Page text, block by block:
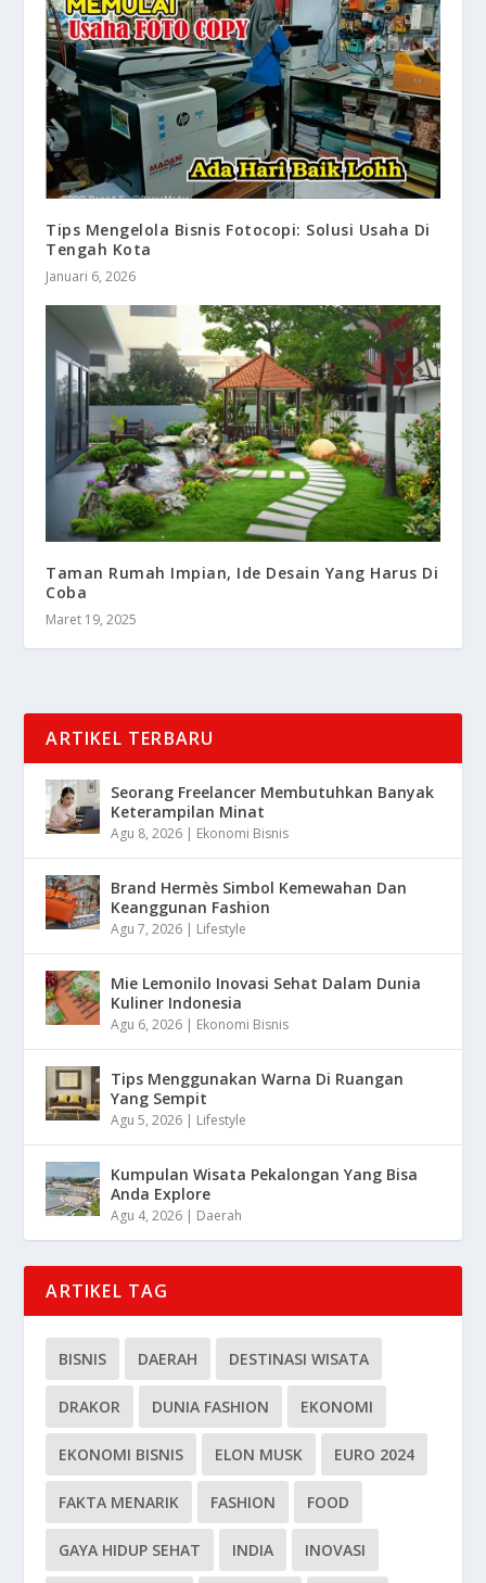
Tips Mengelola Bisnis Fotocopi: Solusi Usaha Di
Tengah Kota
Januari 6, 2026
Taman Rumah Impian, Ide Desain Yang Harus Di
Coba
Maret 19, 2025
ARTIKEL TERBARU
Seorang Freelancer Membutuhkan Banyak
Keterampilan Minat
Agu 8, 2026 | Ekonomi Bisnis
Brand Hermès Simbol Kemewahan Dan
Keanggunan Fashion
Agu 7, 2026 | Lifestyle
Mie Lemonilo Inovasi Sehat Dalam Dunia
Kuliner Indonesia
Agu 6, 2026 | Ekonomi Bisnis
Tips Menggunakan Warna Di Ruangan
Yang Sempit
Agu 5, 2026 | Lifestyle
Kumpulan Wisata Pekalongan Yang Bisa
Anda Explore
Agu 4, 2026 | Daerah
ARTIKEL TAG
BISNIS DAERAH DESTINASI WISATA
DRAKOR DUNIA FASHION EKONOMI
EKONOMI BISNIS ELON MUSK EURO 2024
FAKTA MENARIK FASHION FOOD
GAYA HIDUP SEHAT INDIA INOVASI